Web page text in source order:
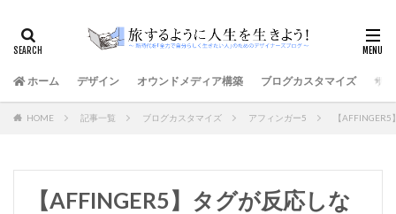
ホーム デザイン オウンドメディア構築 ブログカスタマイズ サ
HOME 記事一覧 ブログカスタマイズ アフィンガー5 【
【AFFINGER5】タグが反応しな